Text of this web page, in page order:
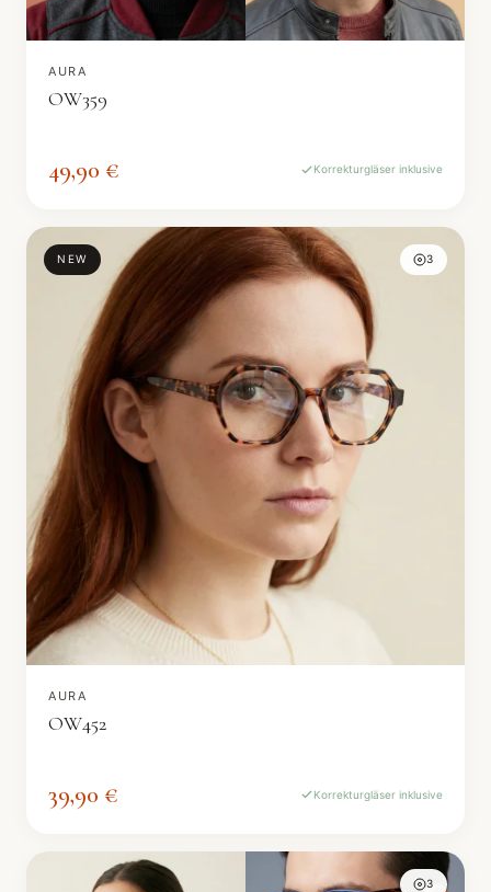
AURA
OW359
49,90 € Korrekturgläser inklusive
NEW 3
AURA
OW452
39,90 € Korrekturgläser inklusive
3